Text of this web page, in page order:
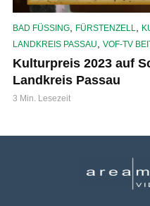
BAD FÜSSING FÜRSTENZELL
LANDKREIS PASSAU VOF-TV
Kulturpreis 2023 auf
Landkreis Passau
3 Min. Lesezeit